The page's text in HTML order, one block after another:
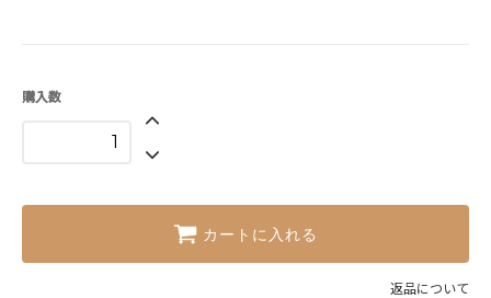
購入数
カートに入れる
返品について